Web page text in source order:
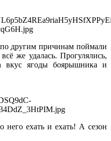
другим причинам поймали
же удалась. Прогулялись,
вкус ягоды боярышника и
него ехать и ехать! А сезон